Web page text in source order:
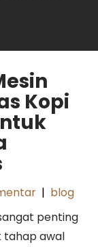
Kopi
| blog
penting
tahap awal